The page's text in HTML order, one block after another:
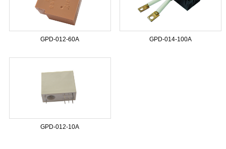
GPD-012-60A GPD-014-100A
GPD-012-10A